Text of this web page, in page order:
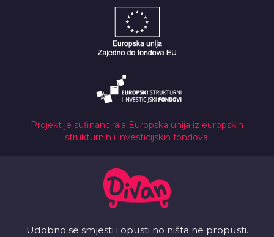
Projekt je sufinancirala Europska unija iz europskih
strukturnih i investicijskih fondova.
Udobno se smjesti i opusti no ništa ne propusti.